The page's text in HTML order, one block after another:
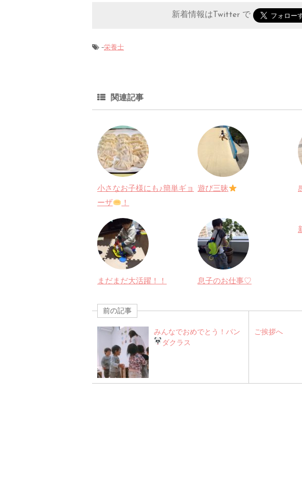
新着情報はTwitter で
-栄養士
関連記事
小さなお子様にも♪簡単ギョ
ーザ
！
遊び三昧
まだまだ大活躍！！ 息子のお仕事♡
前の記事
みんなでおめでとう！パン
ダクラス
ご挨拶へ